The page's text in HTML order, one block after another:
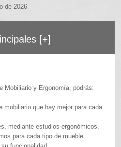
de 2026
[+]
Mobiliario y Ergonomía, podrás:
mobiliario que hay mejor para cada
mediante estudios ergonómicos.
para cada tipo de mueble.
funcionalidad.